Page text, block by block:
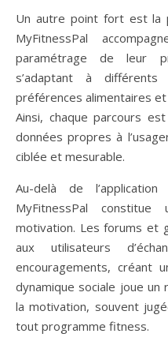
Un autre point fort est la
MyFitnessPal
paramétrage de leur
s’adaptant à différents
préférences alimentaires
Ainsi, chaque parcours
données propres à
ciblée et mesurable.
Au-delà de
MyFitnessPal
motivation. Les forums et
aux utilisateurs
encouragements, créant
dynamique sociale joue un
la motivation, souvent
tout programme fitness.